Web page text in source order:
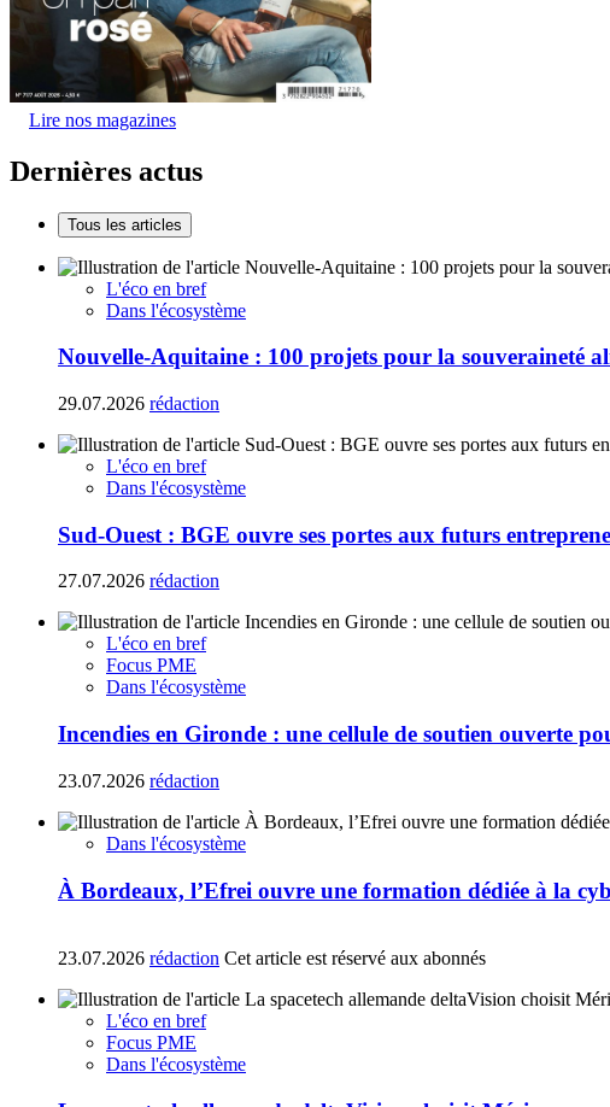
Lire nos magazines
Dernières actus
Tous les articles
L'éco en bref
Dans l'écosystème
Nouvelle-Aquitaine : 100 projets pour la souveraineté
29.07.2026 rédaction
L'éco en bref
Dans l'écosystème
Sud-Ouest : BGE ouvre ses portes aux futurs
27.07.2026 rédaction
L'éco en bref
Focus PME
Dans l'écosystème
Incendies en Gironde : une cellule de soutien ouverte
23.07.2026 rédaction
Dans l'écosystème
À Bordeaux, l’Efrei ouvre une formation dédiée à la
23.07.2026 rédaction Cet article est réservé aux abonnés
L'éco en bref
Focus PME
Dans l'écosystème